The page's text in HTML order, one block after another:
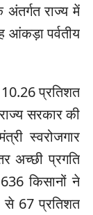
राज्य में
पर्वतीय
10.26 प्रतिशत
सरकार की
स्वरोजगार
अच्छी प्रगति
किसानों ने
से 67 प्रतिशत